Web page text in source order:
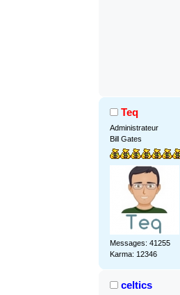
Teq
Administrateur
Bill Gates
Messages: 41255
Karma: 12346
celtics